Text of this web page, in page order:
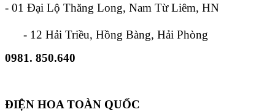
- 01 Đại Lộ Thăng Long, Nam Từ Liêm, HN
- 12 Hải Triều, Hồng Bàng, Hải Phòng
0981. 850.640
ĐIỆN HOA TOÀN QUỐC